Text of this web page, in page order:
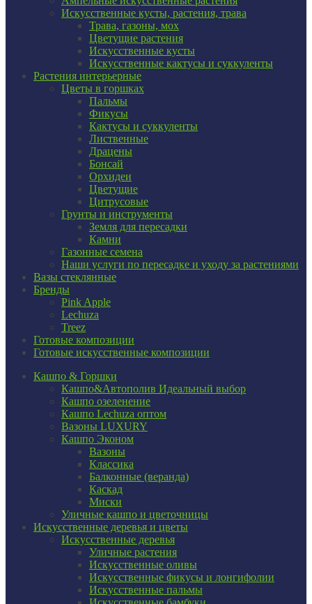
Искусственные кусты, растения, трава
Трава, газоны, мох
Цветущие растения
Искусственные кусты
Искусственные кактусы и суккуленты
Растения интерьерные
Цветы в горшках
Пальмы
Фикусы
Кактусы и суккуленты
Лиственные
Драцены
Бонсай
Орхидеи
Цветущие
Цитрусовые
Грунты и инструменты
Земля для пересадки
Камни
Газонные семена
Наши услуги по пересадке и уходу за растениями
Вазы стеклянные
Бренды
Pink Apple
Lechuza
Treez
Готовые композиции
Готовые искусственные композиции
Кашпо & Горшки
Кашпо&Автополив Идеальный выбор
Кашпо озеленение
Кашпо Lechuza оптом
Вазоны LUXURY
Кашпо Эконом
Вазоны
Классика
Балконные (веранда)
Каскад
Миски
Уличные кашпо и цветочницы
Искусственные деревья и цветы
Искусственные деревья
Уличные растения
Искусственные оливы
Искусственные фикусы и лонгифолии
Искусственные пальмы